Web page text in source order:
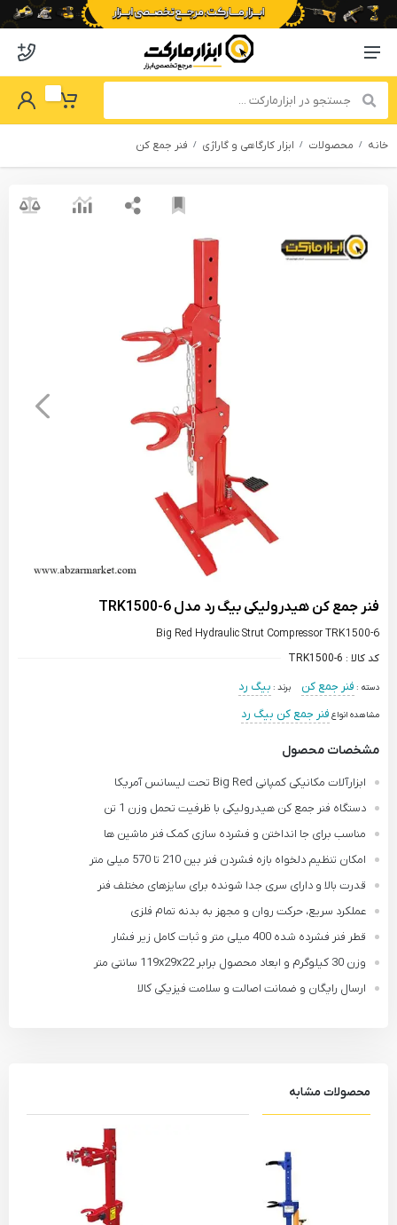
Menu Navigation
My Basket
Password
خانه محصولات ابزار کارگاهی و گاراژی فنر جمع کن
فنر جمع کن هیدرولیکی بیگ رد مدل TRK1500-6
Big Red Hydraulic Strut Compressor TRK1500-6
کد کالا : TRK1500-6
دسته : فنر جمع کن برند : بیگ رد
مشاهده انواع فنر جمع کن بیگ رد
مشخصات محصول
ابزارآلات مکانیکی کمپانی Big Red تحت لیسانس آمریکا
دستگاه فنر جمع کن هیدرولیکی با ظرفیت تحمل وزن 1 تن
مناسب برای جا انداختن و فشرده سازی کمک فنر ماشین ها
امکان تنظیم دلخواه بازه فشردن فنر بین 210 تا 570 میلی متر
قدرت بالا و دارای سری جدا شونده برای سایزهای مختلف فنر
عملکرد سریع، حرکت روان و مجهز به بدنه تمام فلزی
قطر فنر فشرده شده 400 میلی متر و ثبات کامل زیر فشار
وزن 30 کیلوگرم و ابعاد محصول برابر 119x29x22 سانتی متر
ارسال رایگان و ضمانت اصالت و سلامت فیزیکی کالا
محصولات مشابه